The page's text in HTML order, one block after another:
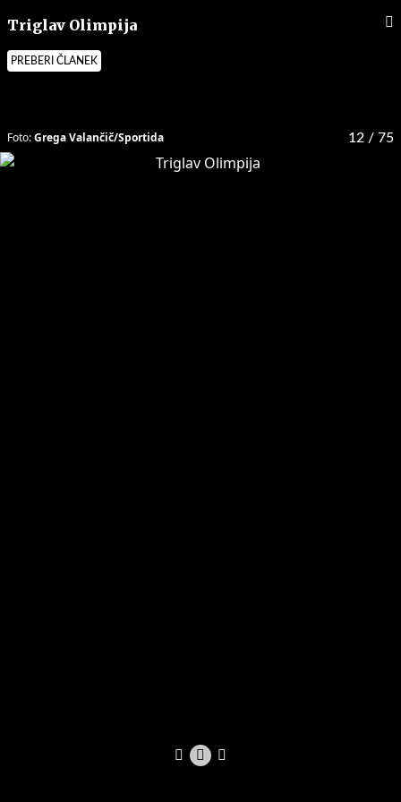
Triglav Olimpija
PREBERI ČLANEK
12 / 75
Foto:Grega Valančič/Sportida